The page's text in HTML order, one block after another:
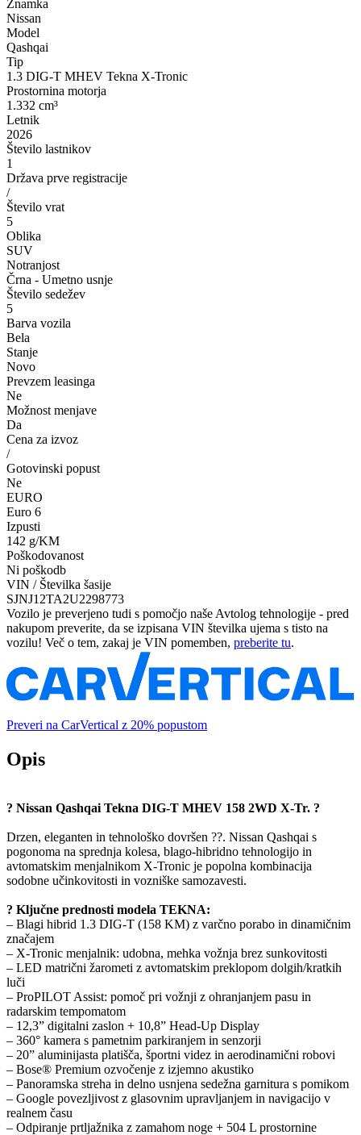
Znamka
Nissan
Model
Qashqai
Tip
1.3 DIG-T MHEV Tekna X-Tronic
Prostornina motorja
1.332 cm³
Letnik
2026
Število lastnikov
1
Država prve registracije
/
Število vrat
5
Oblika
SUV
Notranjost
Črna - Umetno usnje
Število sedežev
5
Barva vozila
Bela
Stanje
Novo
Prevzem leasinga
Ne
Možnost menjave
Da
Cena za izvoz
/
Gotovinski popust
Ne
EURO
Euro 6
Izpusti
142 g/KM
Poškodovanost
Ni poškodb
VIN / Številka šasije
SJNJ12TA2U2298773
Vozilo je preverjeno tudi s pomočjo naše Avtolog tehnologije - pred
nakupom preverite, da se izpisana VIN številka ujema s tisto na
vozilu! Več o tem, zakaj je VIN pomemben, preberite tu.
Preveri na CarVertical z 20% popustom
Opis
? Nissan Qashqai Tekna DIG-T MHEV 158 2WD X-Tr. ?
Drzen, eleganten in tehnološko dovršen ??. Nissan Qashqai s
pogonoma na sprednja kolesa, blago-hibridno tehnologijo in
avtomatskim menjalnikom X-Tronic je popolna kombinacija
sodobne učinkovitosti in vozniške samozavesti.
? Ključne prednosti modela TEKNA:
– Blagi hibrid 1.3 DIG-T (158 KM) z varčno porabo in dinamičnim
značajem
– X-Tronic menjalnik: udobna, mehka vožnja brez sunkovitosti
– LED matrični žarometi z avtomatskim preklopom dolgih/kratkih
luči
– ProPILOT Assist: pomoč pri vožnji z ohranjanjem pasu in
radarskim tempomatom
– 12,3” digitalni zaslon + 10,8” Head-Up Display
– 360° kamera s pametnim parkiranjem in senzorji
– 20” aluminijasta platišča, športni videz in aerodinamični robovi
– Bose® Premium ozvočenje z izjemno akustiko
– Panoramska streha in delno usnjena sedežna garnitura s pomikom
– Google povezljivost z glasovnim upravljanjem in navigacijo v
realnem času
– Odpiranje prtljažnika z zamahom noge + 504 L prostornine